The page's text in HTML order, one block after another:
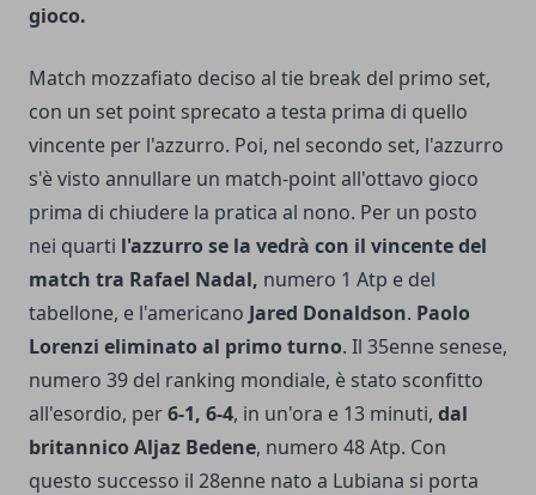
gioco.
Match mozzafiato deciso al tie break del primo set,
con un set point sprecato a testa prima di quello
vincente per l'azzurro. Poi, nel secondo set, l'azzurro
s'è visto annullare un match-point all'ottavo gioco
prima di chiudere la pratica al nono. Per un posto
nei quarti l'azzurro se la vedrà con il vincente del
match tra Rafael Nadal, numero 1 Atp e del
tabellone, e l'americano Jared Donaldson. Paolo
Lorenzi eliminato al primo turno. Il 35enne senese,
numero 39 del ranking mondiale, è stato sconfitto
all'esordio, per6-1, 6-4, in un'ora e 13 minuti, dal
britannico Aljaz Bedene, numero 48 Atp. Con
questo successo il 28enne nato a Lubiana si porta